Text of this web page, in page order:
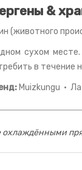
&
(животного
сухом
в течение
Muizkungu ·
охлаждёнными